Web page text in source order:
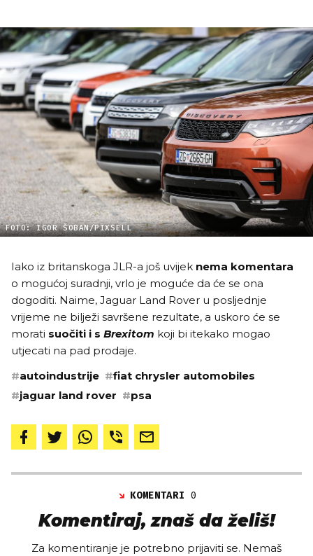
FOTO: IGOR ŠOBAN/PIXSELL
Iako iz britanskoga JLR-a još uvijek nema komentara
o mogućoj suradnji, vrlo je moguće da će se ona
dogoditi. Naime, Jaguar Land Rover u posljednje
vrijeme ne bilježi savršene rezultate, a uskoro će se
morati suočiti i s Brexitom koji bi itekako mogao
utjecati na pad prodaje.
#autoindustrije #fiat chrysler automobiles
#jaguar land rover #psa
KOMENTARI0
Komentiraj, znaš da želiš!
Za komentiranje je potrebno prijaviti se. Nemaš